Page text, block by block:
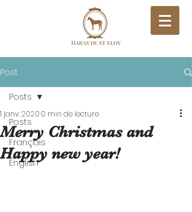
Post
Posts
Français
English
Posts
Merry Christmas and
Happy new year!
1 janv. 2020 0 min de lecture